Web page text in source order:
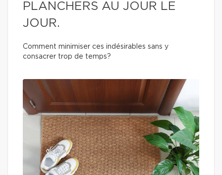
PLANCHERS AU JOUR LE
JOUR.
Comment minimiser ces indésirables sans y
consacrer trop de temps?